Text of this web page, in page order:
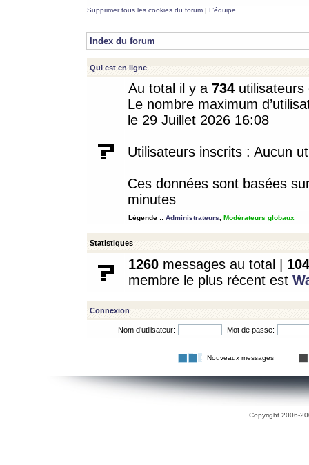
Supprimer tous les cookies du forum | L’équipe
Index du forum
Qui est en ligne
Au total il y a 734
Le nombre maximum
le 29 Juillet 2026 16:08
Utilisateurs inscrits : Aucun
Ces données sont basées
minutes
Légende :: Administrateurs Modérateurs globaux
Statistiques
1260 messages au total | 104
membre le plus récent est
Connexion
Nom d’utilisateur: Mot de passe:
Nouveaux messages
Copyright 2006-